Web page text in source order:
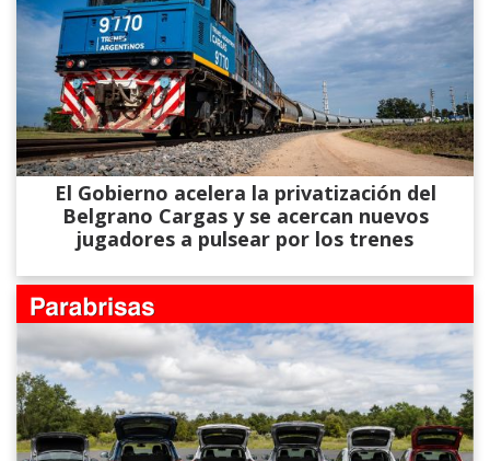
El Gobierno acelera la privatización del
Belgrano Cargas y se acercan nuevos
jugadores a pulsear por los trenes